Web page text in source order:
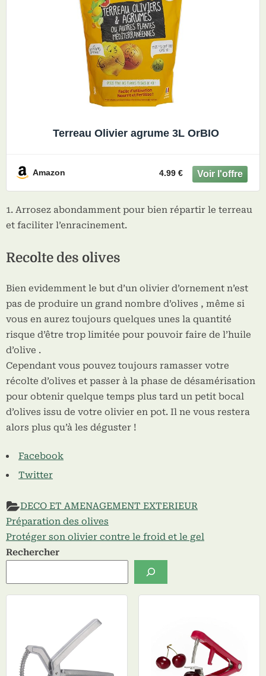
Terreau Olivier agrume 3L OrBIO
Amazon 4.99 €
Arrosez abondamment pour bien répartir le terreau
et faciliter l’enracinement.
Recolte des olives
Bien evidemment le but d’un olivier d’ornement n’est
pas de produire un grand nombre d’olives , même si
vous en aurez toujours quelques unes la quantité
risque d’être trop limitée pour pouvoir faire de l’huile
d’olive .
Cependant vous pouvez toujours ramasser votre
récolte d’olives et passer à la phase de désamérisation
pour obtenir quelque temps plus tard un petit bocal
d’olives issu de votre olivier en pot. Il ne vous restera
alors plus qu’à les déguster !
Partager
"Olivier
en
pot"
Facebook
Twitter
DECO ET AMENAGEMENT EXTERIEUR
Navigation
de
Previous
Post:
Préparation des olives
Next
Post:
Protéger son olivier contre le froid et le gel
Rechercher